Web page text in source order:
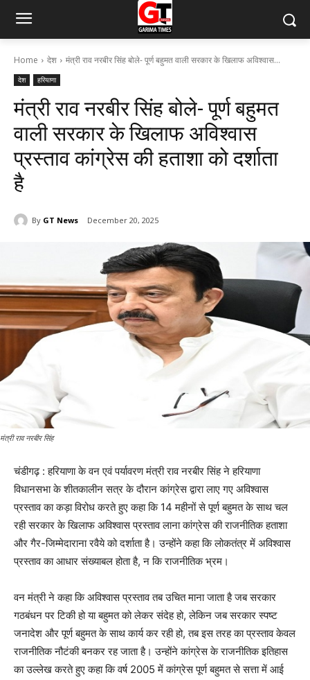
Home देश मंत्री राव नरबीर सिंह बोले- पूर्ण बहुमत वाली सरकार के खिलाफ अविश्वास...
देश हरियाणा
मंत्री राव नरबीर सिंह बोले- पूर्ण बहुमत
वाली सरकार के खिलाफ अविश्वास
प्रस्ताव कांग्रेस की हताशा को दर्शाता
है
By GT News December 20, 2025
मंत्री राव नरबीर सिंह
चंडीगढ़ : हरियाणा के वन एवं पर्यावरण मंत्री राव नरबीर सिंह ने हरियाणा
विधानसभा के शीतकालीन सत्र के दौरान कांग्रेस द्वारा लाए गए अविश्वास
प्रस्ताव का कड़ा विरोध करते हुए कहा कि 14 महीनों से पूर्ण बहुमत के साथ चल
रही सरकार के खिलाफ अविश्वास प्रस्ताव लाना कांग्रेस की राजनीतिक हताशा
और गैर-जिम्मेदाराना रवैये को दर्शाता है। उन्होंने कहा कि लोकतंत्र में अविश्वास
प्रस्ताव का आधार संख्याबल होता है, न कि राजनीतिक भ्रम।
वन मंत्री ने कहा कि अविश्वास प्रस्ताव तब उचित माना जाता है जब सरकार
गठबंधन पर टिकी हो या बहुमत को लेकर संदेह हो, लेकिन जब सरकार स्पष्ट
जनादेश और पूर्ण बहुमत के साथ कार्य कर रही हो, तब इस तरह का प्रस्ताव केवल
राजनीतिक नौटंकी बनकर रह जाता है। उन्होंने कांग्रेस के राजनीतिक इतिहास
का उल्लेख करते हुए कहा कि वर्ष 2005 में कांग्रेस पूर्ण बहुमत से सत्ता में आई